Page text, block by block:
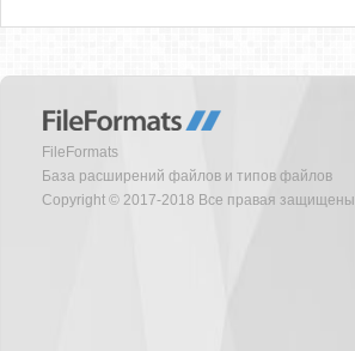
FileFormats
База расширений файлов и типов файлов
Copyright © 2017-2018 Все правая защищены